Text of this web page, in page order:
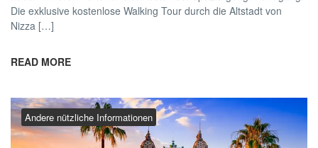
Die exklusive kostenlose Walking Tour durch die Altstadt von
Nizza […]
READ MORE
Andere nützliche Informationen